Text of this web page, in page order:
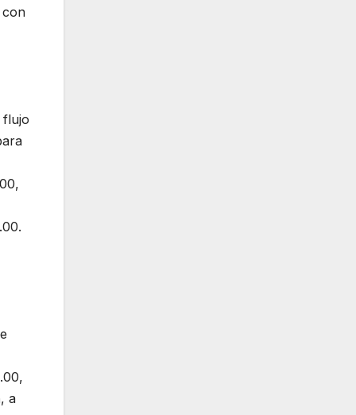
con
flujo
a